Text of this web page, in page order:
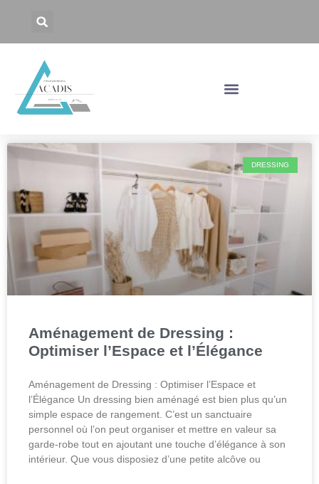
DRESSING
Aménagement de Dressing :
Optimiser l’Espace et l’Élégance
Aménagement de Dressing : Optimiser l’Espace et
l’Élégance Un dressing bien aménagé est bien plus qu’un
simple espace de rangement. C’est un sanctuaire
personnel où l’on peut organiser et mettre en valeur sa
garde-robe tout en ajoutant une touche d’élégance à son
intérieur. Que vous disposiez d’une petite alcôve ou